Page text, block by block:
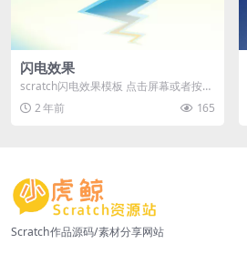
闪电效果
scratch闪电效果模板 点击屏幕或者按空
格键查看效果 演示
2 年前 165
Scratch作品源码/素材分享网站